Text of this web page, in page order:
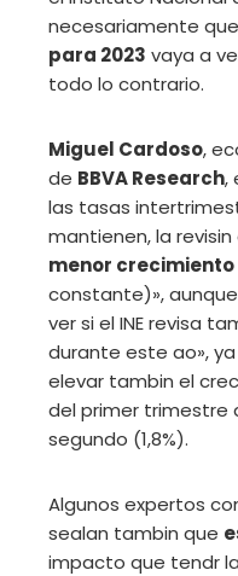
necesariamente
para 2023 vaya a
todo lo contrario.
Miguel Cardoso,
de BBVA Research,
las tasas
mantienen, la revisin
menor crecimiento
constante)»,
ver si el INE revisa
durante este ao»,
elevar tambin el
del primer trimestre
segundo (1,8%).
Algunos expertos
sealan tambin que
impacto que tendr